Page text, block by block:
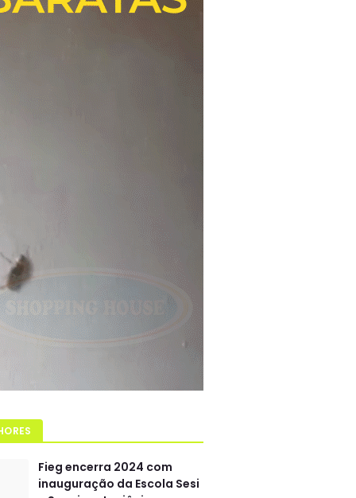
Fieg encerra 2024 com
inauguração da Escola Sesi